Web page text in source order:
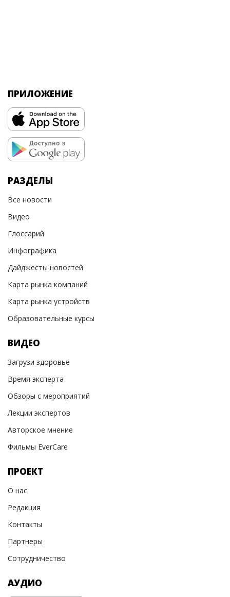
ПРИЛОЖЕНИЕ
РАЗДЕЛЫ
Все новости
Видео
Глоссарий
Инфографика
Дайджесты новостей
Карта рынка компаний
Карта рынка устройств
Образовательные курсы
ВИДЕО
Загрузи здоровье
Время эксперта
Обзоры с мероприятий
Лекции экспертов
Авторское мнение
Фильмы EverCare
ПРОЕКТ
О нас
Редакция
Контакты
Партнеры
Сотрудничество
АУДИО